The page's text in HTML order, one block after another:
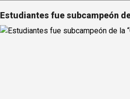
Estudiantes fue subcampeón